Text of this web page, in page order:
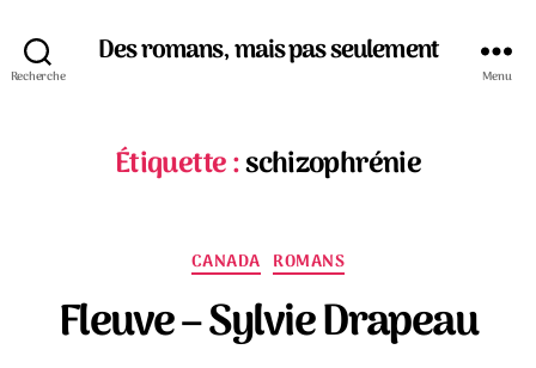
Recherche
Des romans, mais pas seulement
Menu
Étiquette :schizophrénie
Catégories
CANADA ROMANS
Fleuve – Sylvie Drapeau